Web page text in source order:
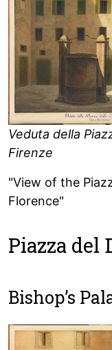
Veduta della
Firenze
"View of the
Florence"
Piazza del
Bishop’s